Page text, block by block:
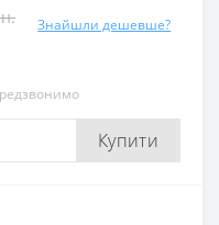
Знайшли дешевше?
Купити